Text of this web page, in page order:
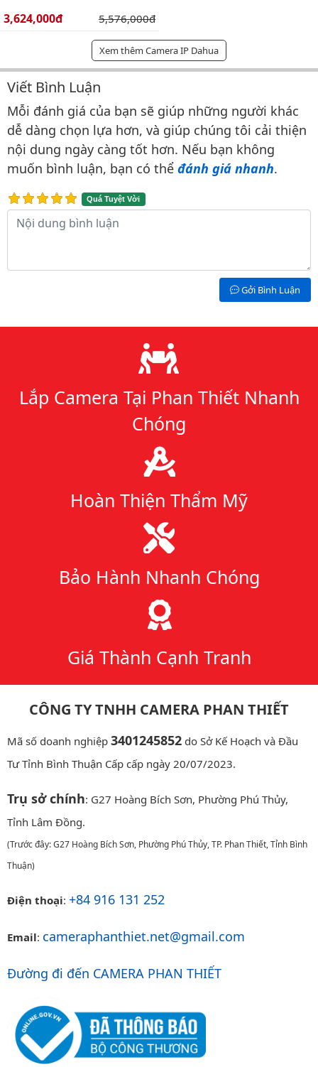
Giá bán:
3,624,000đ Giá gốc:
5,576,000đ
Xem thêm Camera IP Dahua
Bình luận & Đánh giá
Viết Bình Luận
Mỗi đánh giá của bạn sẽ giúp những người khác
dễ dàng chọn lựa hơn, và giúp chúng tôi cải thiện
nội dung ngày càng tốt hơn. Nếu bạn không
muốn bình luận, bạn có thể đánh giá nhanh.
Quá Tuyệt Vời
Nội dung bình luận
Gởi Bình Luận
Lý do chọn chúng tôi
Lắp Camera Tại Phan Thiết Nhanh
Chóng
Hoàn Thiện Thẩm Mỹ
Bảo Hành Nhanh Chóng
Giá Thành Cạnh Tranh
CÔNG TY TNHH CAMERA PHAN THIẾT
Mã số doanh nghiệp 3401245852 do Sở Kế Hoạch và Đầu
Tư Tỉnh Bình Thuận Cấp cấp ngày 20/07/2023.
Trụ sở chính: G27 Hoàng Bích Sơn, Phường Phú Thủy,
Tỉnh Lâm Đồng.
(Trước đây: G27 Hoàng Bích Sơn, Phường Phú Thủy, TP. Phan Thiết, Tỉnh Bình
Thuận)
Điện thoại: +84 916 131 252
Email: cameraphanthiet.net@gmail.com
Đường đi đến CAMERA PHAN THIẾT